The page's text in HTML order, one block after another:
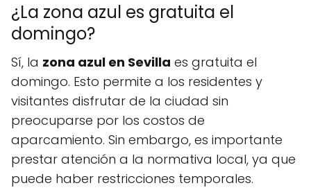
¿La zona azul es gratuita el
domingo?
Sí, la zona azul en Sevilla es gratuita el
domingo. Esto permite a los residentes y
visitantes disfrutar de la ciudad sin
preocuparse por los costos de
aparcamiento. Sin embargo, es importante
prestar atención a la normativa local, ya que
puede haber restricciones temporales.